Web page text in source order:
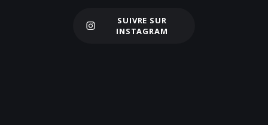
Charger plus
SUIVRE SUR
INSTAGRAM